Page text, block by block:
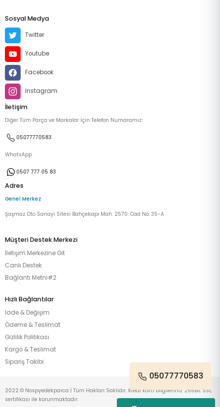
Sosyal Medya
Twitter
Youtube
Facebook
Instagram
İletişim
Diğer Tüm Parça ve Markalar İçin Telefon Numaramız:
05077770583
WhatsApp
0507 777 05 83
Adres
Genel Merkez
Şaşmaz Oto Sanayi Sitesi Bahçekapı Mah. 2570. Cad No: 35-A
Müşteri Destek Merkezi
İletişim Merkezine Git
Canlı Destek
Bağlantı Metni#2
Hızlı Bağlantılar
İade & Değişim
Ödeme & Teslimat
Gizlilik Politikası
Kargo & Teslimat
Sipariş Takibi
05077770583
2022 © Nospyedekparca | Tüm Hakları Saklıdır. Kredi kartı bilgileriniz 256Bit SSL
sertifikası ile korunmaktadır.